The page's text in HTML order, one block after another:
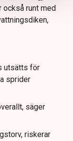
också runt med
utsätts för
sprider
säger
riskerar